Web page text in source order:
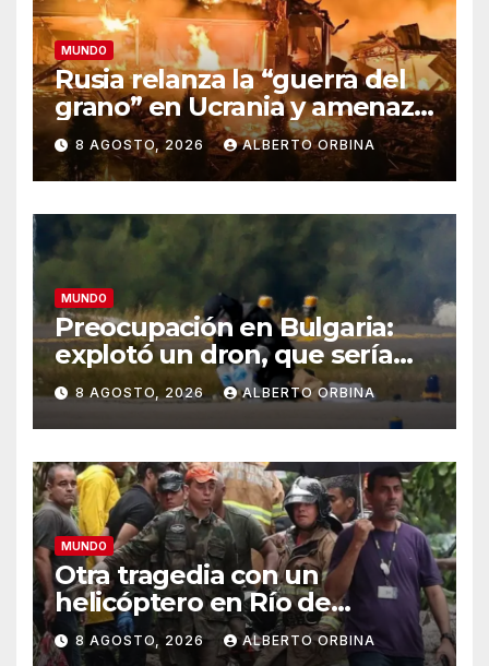
MUNDO
Rusia relanza la “guerra del
grano” en Ucrania y amenaza
el suministro global de
alimentos
8 AGOSTO, 2026 ALBERTO ORBINA
MUNDO
Preocupación en Bulgaria:
explotó un dron, que sería
ucraniano, cerca de un
gasoducto en la frontera con
Rumania
8 AGOSTO, 2026 ALBERTO ORBINA
MUNDO
Otra tragedia con un
helicóptero en Río de
Janeiro: murieron el piloto,
una abuela, su hija y la nieta
8 AGOSTO, 2026 ALBERTO ORBINA